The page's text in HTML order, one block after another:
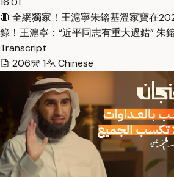
🔴 全網獨家！王滬寧朱鎔基溫家寶在
錄！王滬寧：“近平同志有重大過錯” 朱
Transcript
206
1 Chinese